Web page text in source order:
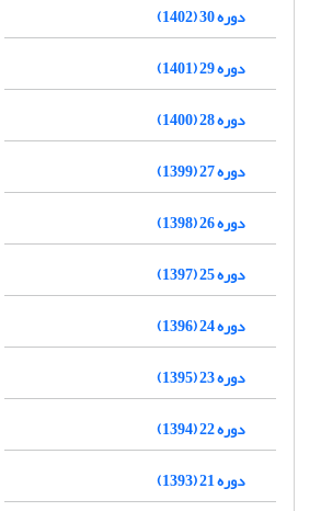
دوره 30 (1402)
دوره 29 (1401)
دوره 28 (1400)
دوره 27 (1399)
دوره 26 (1398)
دوره 25 (1397)
دوره 24 (1396)
دوره 23 (1395)
دوره 22 (1394)
دوره 21 (1393)